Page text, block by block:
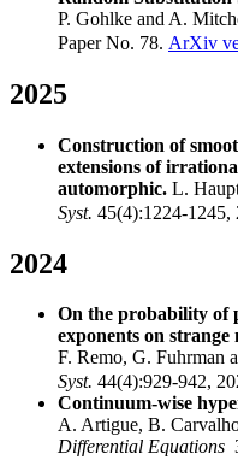
P. Gohlke and A.
Paper No. 78. ArXiv
2025
Construction of
extensions of
automorphic. L.
Syst. 45(4):1224-1245,
2024
On the probability of
exponents on
F. Remo, G. Fuhrman
Syst. 44(4):929-942,
Continuum-wise
A. Artigue, B.
Differential Equations